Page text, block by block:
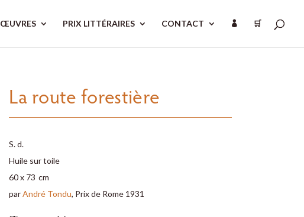
ŒUVRES PRIX LITTÉRAIRES CONTACT  🛒
La route forestière
S. d.
Huile sur toile
60 x 73 cm
parAndré Tondu, Prix de Rome 1931